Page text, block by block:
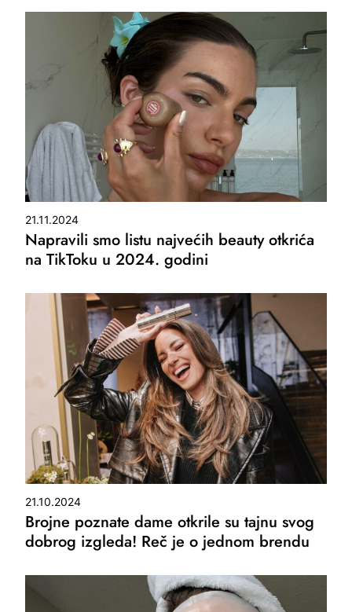
21.11.2024
Napravili smo listu najvećih beauty otkrića
na TikToku u 2024. godini
21.10.2024
Brojne poznate dame otkrile su tajnu svog
dobrog izgleda! Reč je o jednom brendu